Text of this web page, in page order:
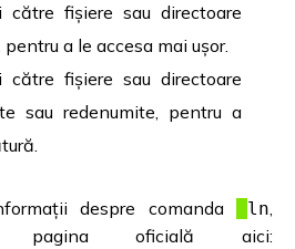
către fișiere sau directoare
a le accesa mai ușor.
către fișiere sau directoare
sau redenumite, pentru a
despre comanda ln,
pagina oficială aici: